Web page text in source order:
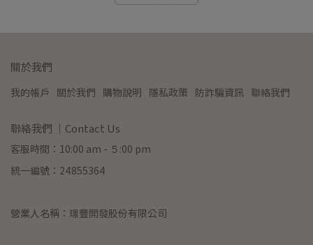
關於我們
我的帳戶 關於我們 購物說明 隱私政策 防詐騙資訊 聯絡我們
聯絡我們 ｜Contact Us
客服時間：10:00 am - ５:00 pm
統一編號：24855364
營業人名稱：璟豐開發股份有限公司